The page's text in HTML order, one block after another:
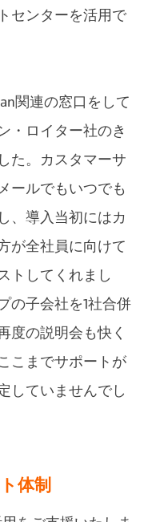
センターを活用で
関連の窓口をして
・ロイター社のき
た。カスタマーサ
ールでもいつでも
、導入当初にはカ
が全社員に向けて
トしてくれまし
の子会社を1社合併
度の説明会も快く
こまでサポートが
していませんでし
体制